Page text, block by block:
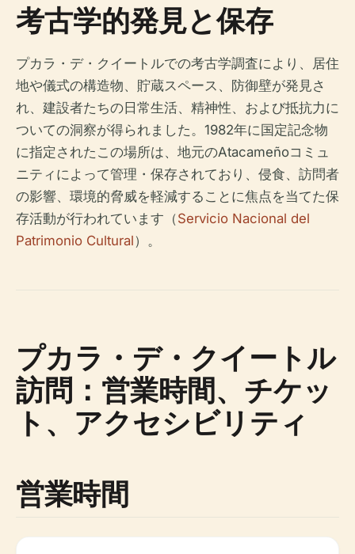
考古学的発見と保存
プカラ・デ・クイートルでの考古学調査により、居住
地や儀式の構造物、貯蔵スペース、防御壁が発見さ
れ、建設者たちの日常生活、精神性、および抵抗力に
ついての洞察が得られました。1982年に国定記念物
に指定されたこの場所は、地元のAtacameñoコミュ
ニティによって管理・保存されており、侵食、訪問者
の影響、環境的脅威を軽減することに焦点を当てた保
存活動が行われています（Servicio Nacional del
Patrimonio Cultural）。
プカラ・デ・クイートル
訪問：営業時間、チケッ
ト、アクセシビリティ
営業時間